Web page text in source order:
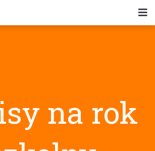
na rok